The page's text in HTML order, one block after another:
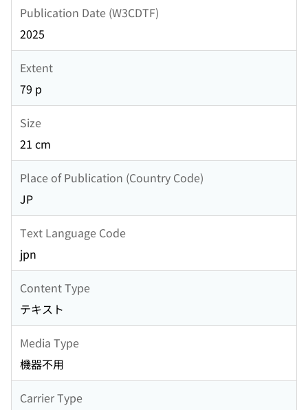
Publication Date (W3CDTF)
2025
Extent
79 p
Size
21 cm
Place of Publication (Country Code)
JP
Text Language Code
jpn
Content Type
テキスト
Media Type
機器不用
Carrier Type